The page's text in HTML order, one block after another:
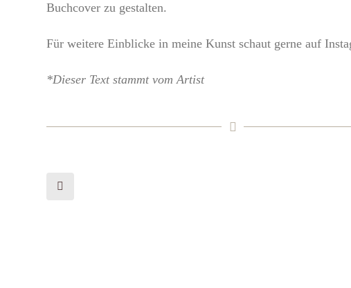
Buchcover zu gestalten.
Für weitere Einblicke in meine Kunst schaut gerne auf
*Dieser Text stammt vom Artist